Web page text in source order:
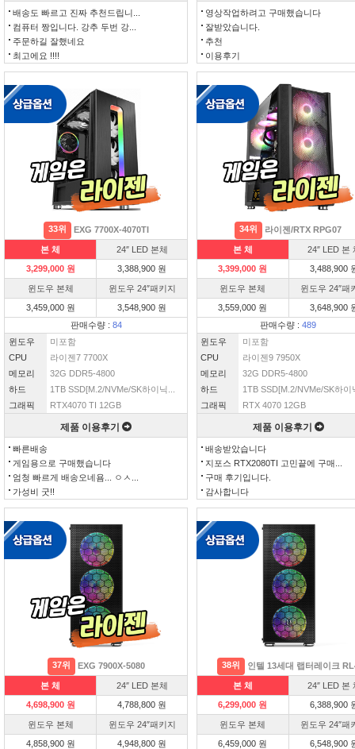
배송도 빠르고 진짜 추천드립니...
컴퓨터 짱입니다. 강추 두번 강...
주문하길 잘했네요
최고에요 !!!!
영상작업하려고 구매했습니다
잘받았습니다.
추천
이용후기
33위 EXG 7700X-4070TI
본 체
24″ LED 본체
3,299,000 원
3,388,900 원
윈도우 본체
윈도우 24″패키지
3,459,000 원
3,548,900 원
판매수량 : 84
윈도우
미포함
CPU
라이젠7 7700X
메모리
32G DDR5-4800
하드
1TB SSD[M.2/NVMe/SK하이닉...
그래픽
RTX4070 TI 12GB
제품 이용후기
빠른배송
게임용으로 구매했습니다
엄청 빠르게 배송오네욤... ㅇㅅ...
가성비 굿!!
34위 라이젠/RTX RPG07
본 체
24″ LED 본
3,399,000 원
3,488,900
윈도우 본체
윈도우 24″패
3,559,000 원
3,648,900
판매수량 : 489
윈도우
미포함
CPU
라이젠9 7950X
메모리
32G DDR5-4800
하드
1TB SSD[M.2/NVMe/SK하이
그래픽
RTX 4070 12GB
제품 이용후기
배송받았습니다
지포스 RTX2080TI 고민끝에 구매...
구매 후기입니다.
감사합니다
37위 EXG 7900X-5080
본 체
24″ LED 본체
4,698,900 원
4,788,800 원
윈도우 본체
윈도우 24″패키지
4,858,900 원
4,948,800 원
38위 인텔 13세대 랩터레이크
본 체
24″ LED 본
6,299,000 원
6,388,900
윈도우 본체
윈도우 24″패
6,459,000 원
6,548,900